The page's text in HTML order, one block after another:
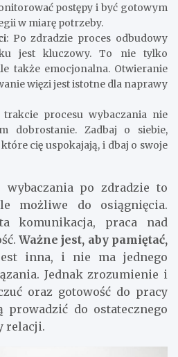
postępy i być gotowym
w miarę potrzeby.
: Po zdradzie proces odbudowy
jest kluczowy. To nie tylko
także emocjonalna. Otwieranie
więzi jest istotne dla naprawy
trakcie procesu wybaczania nie
dobrostanie. Zadbaj o siebie,
cię uspokajają, i dbaj o swoje
wybaczania po zdradzie to
możliwe do osiągnięcia.
komunikacja, praca nad
Ważne jest, aby pamiętać,
inna, i nie ma jednego
Jednak zrozumienie i
oraz gotowość do pracy
prowadzić do ostatecznego
relacji.